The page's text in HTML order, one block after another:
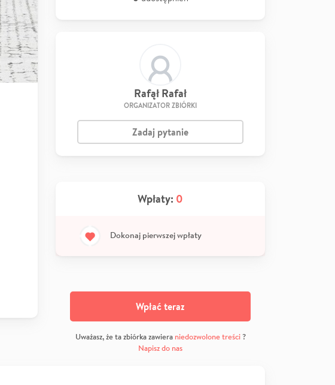
Rafął Rafał
ORGANIZATOR ZBIÓRKI
Zadaj pytanie
Wpłaty: 0
Dokonaj pierwszej wpłaty
Wpłać teraz
Uważasz, że ta zbiórka zawiera niedozwolone treści?
Napisz do nas